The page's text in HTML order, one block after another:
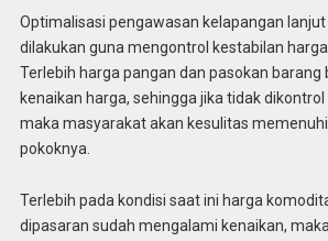
Optimalisasi pengawasan kelapangan
dilakukan guna mengontrol kestabilan
Terlebih harga pangan dan pasokan
kenaikan harga, sehingga jika tidak
maka masyarakat akan kesulitas
pokoknya.
Terlebih pada kondisi saat ini harga
dipasaran sudah mengalami kenaikan,